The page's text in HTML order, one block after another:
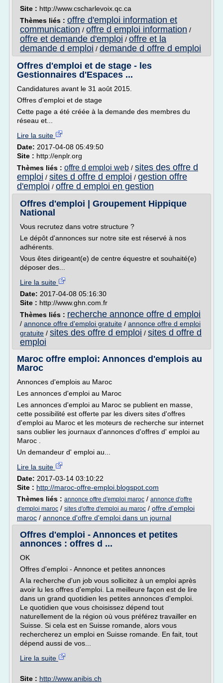
Site : http://www.cscharlevoix.qc.ca
Thèmes liés : offre d'emploi information et
communication / offre d emploi information /
offre et demande d'emploi / offre et la
demande d emploi / demande d offre d emploi
Offres d'emploi et de stage - les
Gestionnaires d'Espaces ...
Candidatures avant le 31 août 2015.
Offres d'emploi et de stage
Cette page a été créée à la demande des membres du
réseau et...
Lire la suite
Date: 2017-04-08 05:49:50
Site : http://enplr.org
Thèmes liés : offre d emploi web / sites des offre d
emploi / sites d offre d emploi / gestion offre
d'emploi / offre d emploi en gestion
Offres d'emploi | Groupement Hippique
National
Vous recrutez dans votre structure ?
Le dépôt d'annonces sur notre site est réservé à nos
adhérents.
Vous êtes dirigeant(e) de centre équestre et souhaité(e)
déposer des...
Lire la suite
Date: 2017-04-08 05:16:30
Site : http://www.ghn.com.fr
Thèmes liés : recherche annonce offre d emploi
/ annonce offre d'emploi gratuite / annonce offre d emploi
gratuite / sites des offre d emploi / sites d offre d
emploi
Maroc offre emploi: Annonces d'emplois au
Maroc
Annonces d'emplois au Maroc
Les annonces d'emploi au Maroc
Les annonces d'emploi au Maroc se publient en masse,
cette possibilité est offerte par les divers sites d'offres
d'emploi au Maroc et les moteurs de recherche sur internet
sans oublier les journaux d'annonces d'offres d' emploi au
Maroc .
Un demandeur d' emploi au...
Lire la suite
Date: 2017-03-14 03:10:22
Site : http://maroc-offre-emploi.blogspot.com
Thèmes liés : annonce offre d'emploi maroc / annonce d'offre
d'emploi maroc / sites d'offre d'emploi au maroc / offre d'emploi
maroc / annonce d'offre d'emploi dans un journal
Offres d'emploi - Annonces et petites
annonces : offres d ...
OK
Offres d'emploi - Annonce et petites annonces
A la recherche d'un job vous sollicitez à un emploi après
avoir lu les offres d'emploi. La meilleure façon est de lire
dans un grand quotidien les petites annonces d'emploi.
Le quotidien que vous choisissez dépend tout
naturellement de la région où vous préférez travailler en
Suisse. Si cela est en Suisse romande, alors vous
rechercherez un emploi en Suisse romande. En fait, tout
dépend aussi de vos...
Lire la suite
Site : http://www.anibis.ch